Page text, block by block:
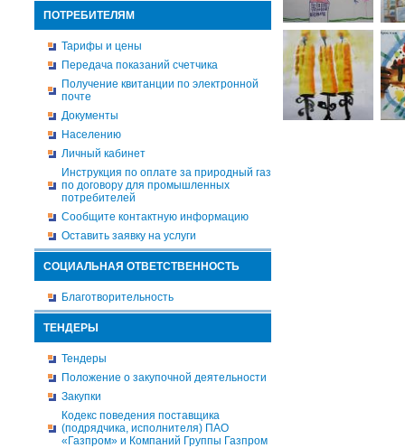
ПОТРЕБИТЕЛЯМ
Тарифы и цены
Передача показаний счетчика
Получение квитанции по электронной
почте
Документы
Населению
Личный кабинет
Инструкция по оплате за природный газ
по договору для промышленных
потребителей
Сообщите контактную информацию
Оставить заявку на услуги
СОЦИАЛЬНАЯ ОТВЕТСТВЕННОСТЬ
Благотворительность
ТЕНДЕРЫ
Тендеры
Положение о закупочной деятельности
Закупки
Кодекс поведения поставщика
(подрядчика, исполнителя) ПАО
«Газпром» и Компаний Группы Газпром